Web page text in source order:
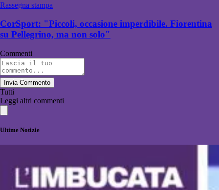
Rassegna stampa
CorSport: "Piccoli, occasione imperdibile. Fiorentina
su Pellegrino, ma non solo"
Commenti
Invia Commento
Tutti
Leggi altri commenti
Ultime Notizie